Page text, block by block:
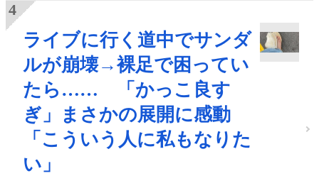
ライブに行く道中でサンダ
ルが崩壊→裸足で困ってい
たら…… 「かっこ良す
ぎ」まさかの展開に感動
「こういう人に私もなりた
い」